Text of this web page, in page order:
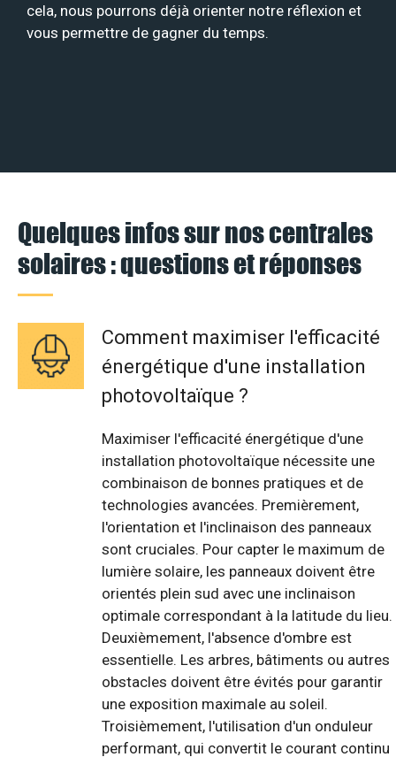
cela, nous pourrons déjà orienter notre réflexion et
vous permettre de gagner du temps.
Quelques infos sur nos centrales
solaires : questions et réponses
Comment maximiser l'efficacité
énergétique d'une installation
photovoltaïque ?
Maximiser l'efficacité énergétique d'une
installation photovoltaïque nécessite une
combinaison de bonnes pratiques et de
technologies avancées. Premièrement,
l'orientation et l'inclinaison des panneaux
sont cruciales. Pour capter le maximum de
lumière solaire, les panneaux doivent être
orientés plein sud avec une inclinaison
optimale correspondant à la latitude du lieu.
Deuxièmement, l'absence d'ombre est
essentielle. Les arbres, bâtiments ou autres
obstacles doivent être évités pour garantir
une exposition maximale au soleil.
Troisièmement, l'utilisation d'un onduleur
performant, qui convertit le courant continu